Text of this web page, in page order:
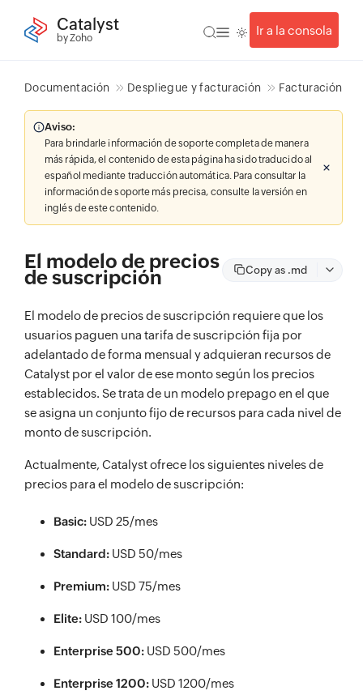
Catalyst
by Zoho
Ir a la consola
Documentación Despliegue y facturación Facturación
Aviso:
Para brindarle información de soporte completa de manera
más rápida, el contenido de esta página ha sido traducido al
español mediante traducción automática. Para consultar la
información de soporte más precisa, consulte la versión en
inglés de este contenido.
El modelo de precios
de suscripción Copy as .md
El modelo de precios de suscripción requiere que los
usuarios paguen una tarifa de suscripción fija por
adelantado de forma mensual y adquieran recursos de
Catalyst por el valor de ese monto según los precios
establecidos. Se trata de un modelo prepago en el que
se asigna un conjunto fijo de recursos para cada nivel de
monto de suscripción.
Actualmente, Catalyst ofrece los siguientes niveles de
precios para el modelo de suscripción:
Basic: USD 25/mes
Standard: USD 50/mes
Premium: USD 75/mes
Elite: USD 100/mes
Enterprise 500: USD 500/mes
Enterprise 1200: USD 1200/mes